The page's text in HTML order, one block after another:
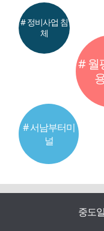
# 월
# 서남부터미
널
# 정비사업 침
체
중도